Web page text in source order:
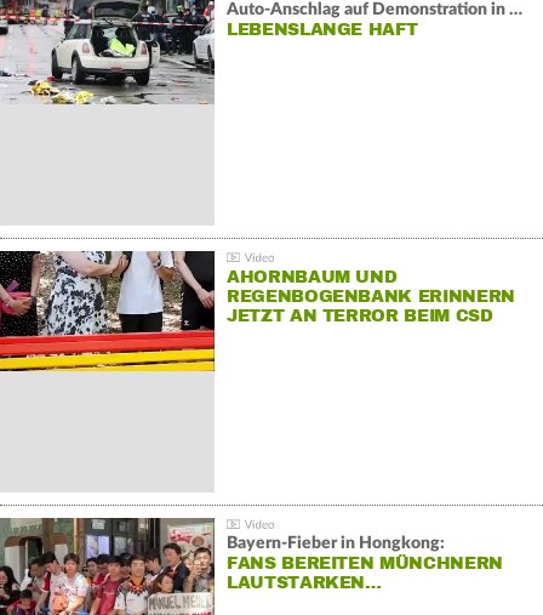
Auto-Anschlag auf Demonstration in München:
LEBENSLANGE HAFT
AHORNBAUM UND
REGENBOGENBANK ERINNERN
JETZT AN TERROR BEIM CSD
Bayern-Fieber in Hongkong:
FANS BEREITEN MÜNCHNERN
LAUTSTARKEN…